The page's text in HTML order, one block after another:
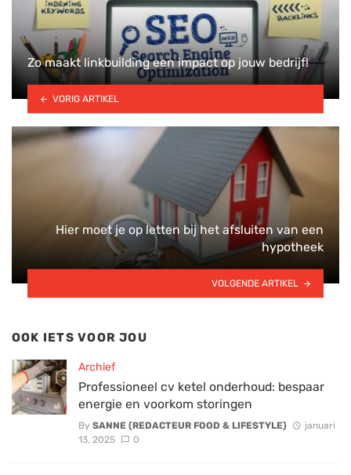
Zo maakt linkbuilding een impact op jouw bedrijf!
VORIG ARTIKEL
Hier moet je op letten bij het afsluiten van een
hypotheek
VOLGENDE ARTIKEL
OOK IETS VOOR JOU
Archief
Professioneel cv ketel onderhoud: bespaar
energie en voorkom storingen
By SANNE (REDACTEUR FOOD & LIFESTYLE)
januari
13, 2025
0